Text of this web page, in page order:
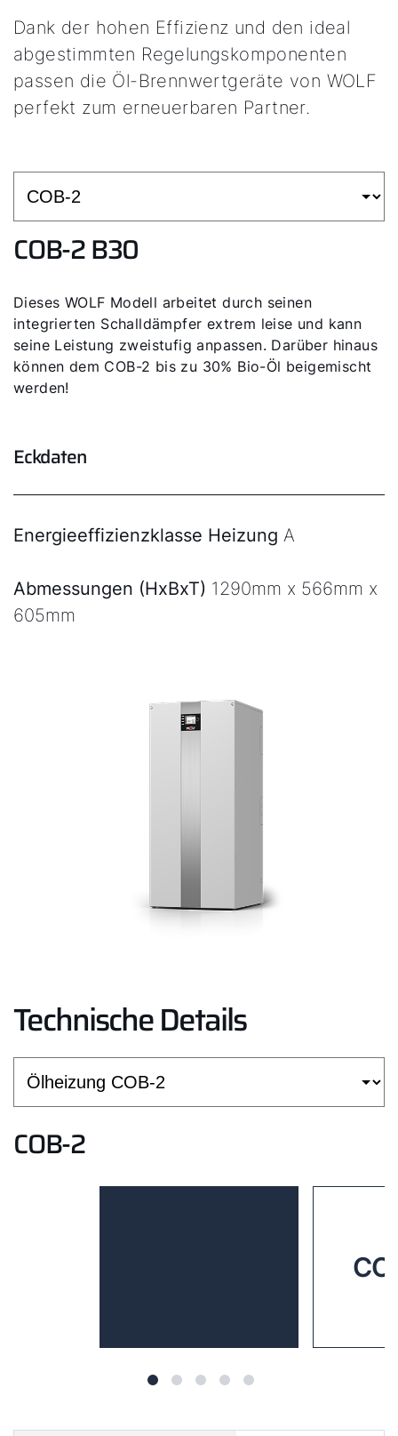
Dank der hohen Effizienz und den ideal
abgestimmten Regelungskomponenten
passen die Öl-Brennwertgeräte von WOLF
perfekt zum erneuerbaren Partner.
COB-2 B30
Dieses WOLF Modell arbeitet durch seinen
integrierten Schalldämpfer extrem leise und kann
seine Leistung zweistufig anpassen. Darüber hinaus
können dem COB-2 bis zu 30% Bio-Öl beigemischt
werden!
Eckdaten
Energieeffizienzklasse Heizung A
Abmessungen (HxBxT) 1290mm x 566mm x
605mm
Technische Details
COB-2